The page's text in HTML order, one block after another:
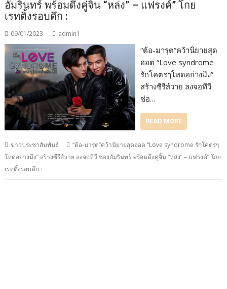
อัมรินทร์ พร้อมดึงคู่จิ้น “หล่ง” – แฟรงค์” โกย
เรทติ้งรอบดึก :
09/01/2023 admin1
“ต้อ-มารุต”คว้านิยายสุด
ฮอต “Love syndrome
รักโคตรๆโหดอย่างมึง”
สร้างซีรีส์วาย ลงจอทีวี
ช่อ…
READ MORE
ข่าวประชาสัมพันธ์
“ต้อ-มารุต”คว้านิยายสุดฮอต “Love syndrome รักโคตรๆ
โหดอย่างมึง” สร้างซีรีส์วาย ลงจอทีวี ช่องอัมรินทร์ พร้อมดึงคู่จิ้น “หล่ง” – แฟรงค์” โกย
เรทติ้งรอบดึก :